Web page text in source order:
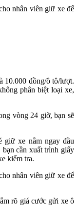
nhân viên giữ xe để
10.000 đồng/ô tô/lượt.
phân biệt loại xe,
vòng 24 giờ, bạn sẽ
giữ xe nằm ngay đầu
cần xuất trình giấy
kiểm tra.
nhân viên giữ xe để
rõ giá cước gửi xe ô